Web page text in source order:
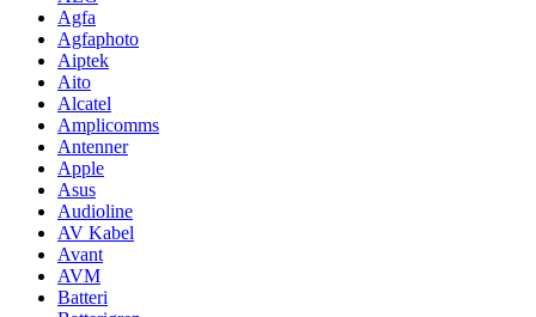
Agfa
Agfaphoto
Aiptek
Aito
Alcatel
Amplicomms
Antenner
Apple
Asus
Audioline
AV Kabel
Avant
AVM
Batteri